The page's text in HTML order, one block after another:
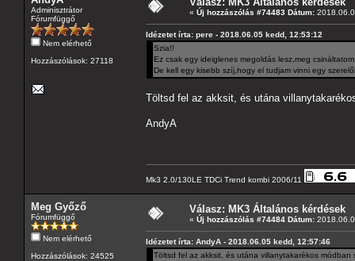
Adminisztrátor
Fórumfüggő
Nem elérhető
Hozzászólások: 27118
« Új hozzászólás #74483 Dátum:
Idézetet írta: pere - 2018.06.05 kedd, 12:53:12
Szia!!
Ez csak egy ideiglenes megoldás lesz,meg
De kell egy kisebb szíj,hogy el tudjam vinni egy
Töltsd fel az akksit, és utána
AndyA
Mk3 2.0/130LE TDCi Trend kombi 2006/11
Meg Győző
Fórumfüggő
Nem elérhető
Hozzászólások: 24525
Válasz: MK3 Általános kérdések
« Új hozzászólás #74484 Dátum:
Idézetet írta: AndyA - 2018.06.05 kedd, 12:57:46
Töltsd fel az akksit, és utána villanytakarékos módban